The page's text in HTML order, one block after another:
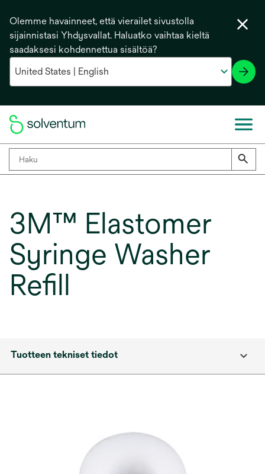
Olemme havainneet, että vierailet sivustolla
sijainnistasi Yhdysvallat. Haluatko vaihtaa kieltä
saadaksesi kohdennettua sisältöä?
3M™ Elastomer
Syringe Washer
Refill
Tuotteen tekniset tiedot